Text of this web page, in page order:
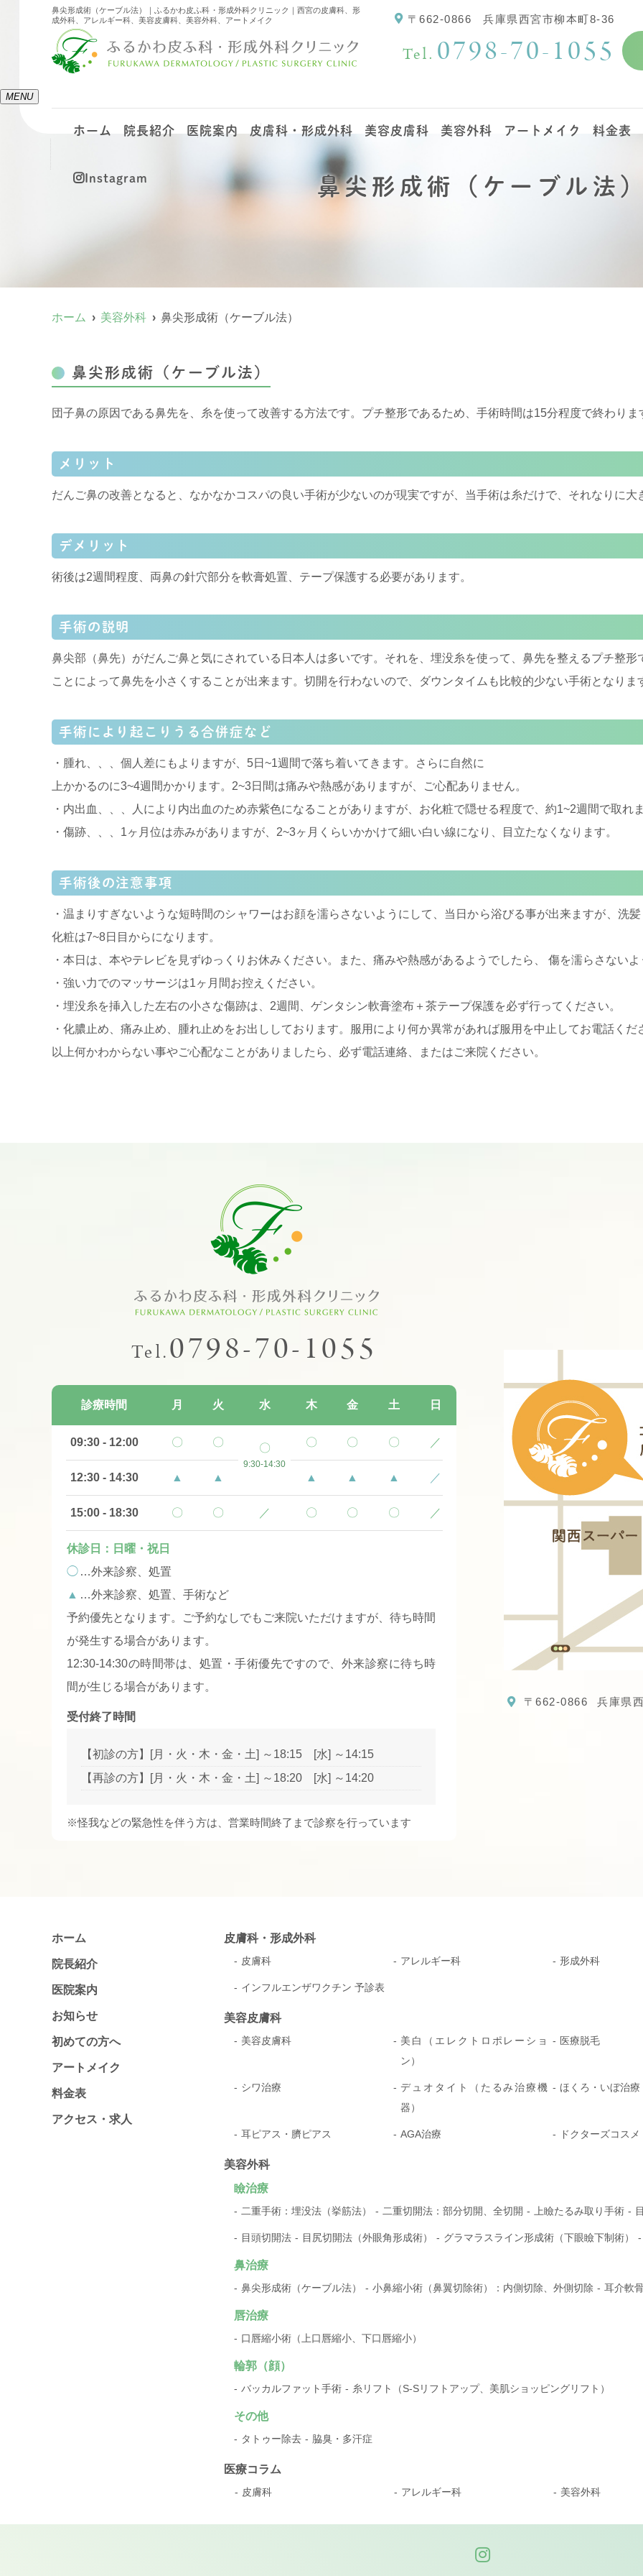
鼻尖形成術（ケーブル法）｜ふるかわ皮ふ科・形成外科クリニック｜西宮の皮膚科、形
成外科、アレルギー科、美容皮膚科、美容外科、アートメイク
〒662-0866 兵庫県西宮市柳本町8-36
Tel. 0798-70-1055
MENU
ホーム 院長紹介 医院案内 皮膚科・形成外科 美容皮膚科 美容外科 アートメイク 料金表
Instagram 鼻尖形成術（ケーブル法
ホーム 美容外科 鼻尖形成術（ケーブル法）
鼻尖形成術（ケーブル法）
団子鼻の原因である鼻先を、糸を使って改善する方法です。プチ整形であるため、手術時間は15分程度で終わりま
メリット
だんご鼻の改善となると、なかなかコスパの良い手術が少ないのが現実ですが、当手術は糸だけで、それなりに
デメリット
術後は2週間程度、両鼻の針穴部分を軟膏処置、テープ保護する必要があります。
手術の説明
鼻尖部（鼻先）がだんご鼻と気にされている日本人は多いです。それを、埋没糸を使って、鼻先を整えるプチ整
ことによって鼻先を小さくすることが出来ます。切開を行わないので、ダウンタイムも比較的少ない手術となり
手術により起こりうる合併症など
・腫れ、、、個人差にもよりますが、5日~1週間で落ち着いてきます。さらに自然に
上かかるのに3~4週間かかります。2~3日間は痛みや熱感がありますが、ご心配ありません。
・内出血、、、人により内出血のため赤紫色になることがありますが、お化粧で隠せる程度で、約1~2週間で取れ
・傷跡、、、1ヶ月位は赤みがありますが、2~3ヶ月くらいかかけて細い白い線になり、目立たなくなります。
手術後の注意事項
・温まりすぎないような短時間のシャワーはお顔を濡らさないようにして、当日から浴びる事が出来ますが、洗
化粧は7~8日目からになります。
・本日は、本やテレビを見ずゆっくりお休みください。また、痛みや熱感があるようでしたら、 傷を濡らさない
・強い力でのマッサージは1ヶ月間お控えください。
・埋没糸を挿入した左右の小さな傷跡は、2週間、ゲンタシン軟膏塗布＋茶テープ保護を必ず行ってください。
・化膿止め、痛み止め、腫れ止めをお出ししております。服用により何か異常があれば服用を中止してお電話くだ
以上何かわからない事やご心配なことがありましたら、必ず電話連絡、またはご来院ください。
Tel.0798-70-1055
診療時間 月 火 水 木 金 土 日
09:30 - 12:00 〇 〇 〇 〇 〇 〇 ／
12:30 - 14:30 ▲ ▲
9:30-14:30
▲ ▲ ▲ ／
15:00 - 18:30 〇 〇 ／ 〇 〇 〇 ／
休診日：日曜・祝日
◯ …外来診察、処置
▲ …外来診察、処置、手術など
予約優先となります。ご予約なしでもご来院いただけますが、待ち時間
が発生する場合があります。
12:30-14:30の時間帯は、処置・手術優先ですので、外来診察に待ち時
間が生じる場合があります。
受付終了時間
【初診の方】 [月・火・木・金・土] ～18:15
[水] ～14:15
【再診の方】
[月・火・木・金・土] ～18:20 [水] ～14:20
※怪我などの緊急性を伴う方は、営業時間終了まで診察を行っています
〒662-0866 兵庫県
ホーム
院長紹介
医院案内
お知らせ
初めての方へ
アートメイク
料金表
アクセス・求人
皮膚科・形成外科
皮膚科 アレルギー科 形成外科
インフルエンザワクチン 予診表
美容皮膚科
美容皮膚科
美白（エレクトロポレーショ
ン）
医療脱毛
シワ治療
デュオタイト（たるみ治療機
器）
ほくろ・いぼ治療
耳ピアス・臍ピアス AGA治療 ドクターズコスメ
美容外科
瞼治療
二重手術：埋没法（挙筋法） 二重切開法：部分切開、全切開 上瞼たるみ取り手術
目頭切開法 目尻切開法（外眼角形成術） グラマラスライン形成術（下眼瞼下制術）
鼻治療
鼻尖形成術（ケーブル法） 小鼻縮小術（鼻翼切除術）：内側切除、外側切除 耳介軟
唇治療
口唇縮小術（上口唇縮小、下口唇縮小）
輪郭（顔）
バッカルファット手術 糸リフト（S-Sリフトアップ、美肌ショッピングリフト）
その他
タトゥー除去 脇臭・多汗症
医療コラム
皮膚科 アレルギー科 美容外科